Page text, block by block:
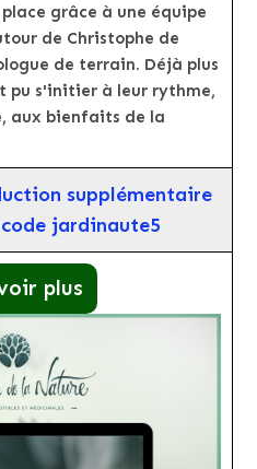
grâce à une équipe
de Christophe de
de terrain. Déjà plus
pu s'initier à leur rythme,
aux bienfaits de la
supplémentaire
jardinaute5
plus